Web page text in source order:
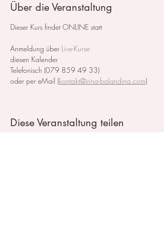
Über die Veranstaltung
Dieser Kurs findet ONLINE statt
Anmeldung über Live-Kurse
diesen Kalender
Telefonisch (079 859 49 33)
oder per eMail (kontakt@irina-balandina.com)
Diese Veranstaltung teilen